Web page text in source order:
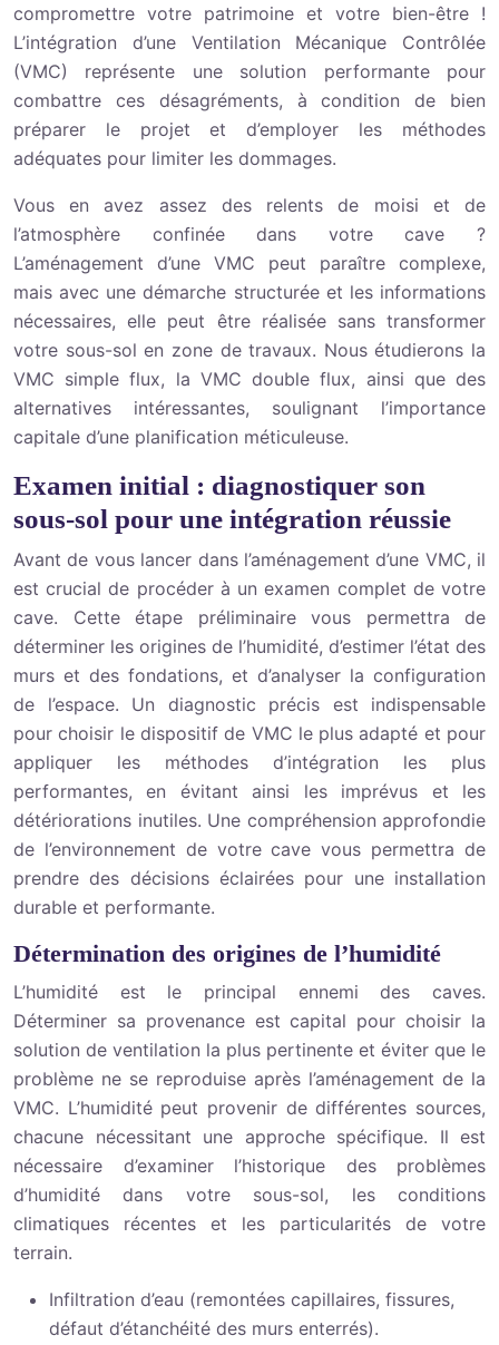
compromettre votre patrimoine et votre bien-être !
L’intégration d’une Ventilation Mécanique Contrôlée
(VMC) représente une solution performante pour
combattre ces désagréments, à condition de bien
préparer le projet et d’employer les méthodes
adéquates pour limiter les dommages.
Vous en avez assez des relents de moisi et de
l’atmosphère confinée dans votre cave ?
L’aménagement d’une VMC peut paraître complexe,
mais avec une démarche structurée et les informations
nécessaires, elle peut être réalisée sans transformer
votre sous-sol en zone de travaux. Nous étudierons la
VMC simple flux, la VMC double flux, ainsi que des
alternatives intéressantes, soulignant l’importance
capitale d’une planification méticuleuse.
Examen initial : diagnostiquer son
sous-sol pour une intégration réussie
Avant de vous lancer dans l’aménagement d’une VMC, il
est crucial de procéder à un examen complet de votre
cave. Cette étape préliminaire vous permettra de
déterminer les origines de l’humidité, d’estimer l’état des
murs et des fondations, et d’analyser la configuration
de l’espace. Un diagnostic précis est indispensable
pour choisir le dispositif de VMC le plus adapté et pour
appliquer les méthodes d’intégration les plus
performantes, en évitant ainsi les imprévus et les
détériorations inutiles. Une compréhension approfondie
de l’environnement de votre cave vous permettra de
prendre des décisions éclairées pour une installation
durable et performante.
Détermination des origines de l’humidité
L’humidité est le principal ennemi des caves.
Déterminer sa provenance est capital pour choisir la
solution de ventilation la plus pertinente et éviter que le
problème ne se reproduise après l’aménagement de la
VMC. L’humidité peut provenir de différentes sources,
chacune nécessitant une approche spécifique. Il est
nécessaire d’examiner l’historique des problèmes
d’humidité dans votre sous-sol, les conditions
climatiques récentes et les particularités de votre
terrain.
Infiltration d’eau (remontées capillaires, fissures,
défaut d’étanchéité des murs enterrés).